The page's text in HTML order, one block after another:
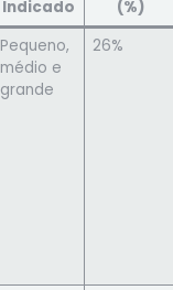
Indicado
(%)
Pequeno,
médio e
grande
26%